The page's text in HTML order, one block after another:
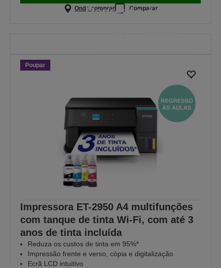
Onde comprar Comparar
Regresso às aulas
Poupar
Impressora ET-2950 A4 multifunções
com tanque de tinta Wi-Fi, com até 3
anos de tinta incluída
Reduza os custos de tinta em 95%*
Impressão frente e verso, cópia e digitalização
Ecrã LCD intuitivo